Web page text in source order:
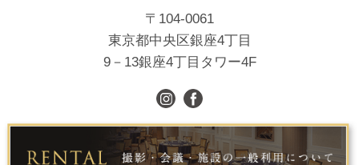
〒104-0061
東京都中央区銀座4丁目
9－13銀座4丁目タワー4F